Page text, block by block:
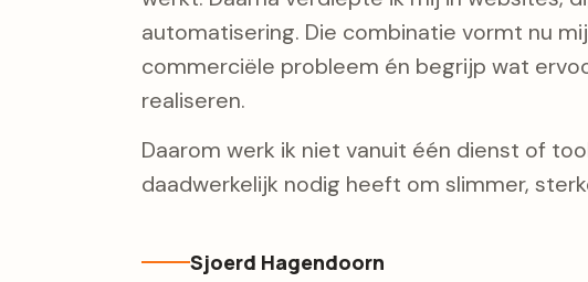
automatisering. Die combinatie vormt nu
commerciële probleem én begrijp wat
realiseren.
Daarom werk ik niet vanuit één dienst of
daadwerkelijk nodig heeft om slimmer,
Sjoerd Hagendoorn